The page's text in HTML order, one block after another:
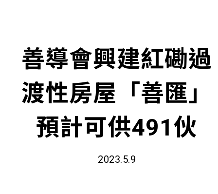
相關報導
聯絡我們
善導會興建紅磡過
渡性房屋「善匯」
預計可供491伙
2023.5.9